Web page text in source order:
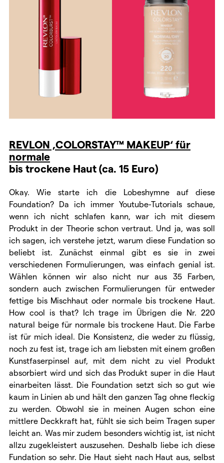
REVLON ‚COLORSTAY™ MAKEUP‘ für
normale
bis trockene Haut (ca. 15 Euro)
Okay. Wie starte ich die Lobeshymne auf diese
Foundation? Da ich immer Youtube-Tutorials schaue,
wenn ich nicht schlafen kann, war ich mit diesem
Produkt in der Theorie schon vertraut. Und ja, was soll
ich sagen, ich verstehe jetzt, warum diese Fundation so
beliebt ist. Zunächst einmal gibt es sie in zwei
verschiedenen Formulierungen, was einfach genial ist.
Wählen können wir also nicht nur aus 35 Farben,
sondern auch zwischen Formulierungen für entweder
fettige bis Mischhaut oder normale bis trockene Haut.
How cool is that? Ich trage im Übrigen die Nr. 220
natural beige für normale bis trockene Haut. Die Farbe
ist für mich ideal. Die Konsistenz, die weder zu flüssig,
noch zu fest ist, trage ich am liebsten mit einem großen
Kunstfaserpinsel auf, mit dem nicht zu viel Produkt
absorbiert wird und sich das Produkt super in die Haut
einarbeiten lässt. Die Foundation setzt sich so gut wie
kaum in Linien ab und hält den ganzen Tag ohne fleckig
zu werden. Obwohl sie in meinen Augen schon eine
mittlere Deckkraft hat, fühlt sie sich beim Tragen super
leicht an. Was mir zudem besonders wichtig ist, ist nicht
allzu zugekleistert auszusehen. Deshalb liebe ich diese
Fundation so sehr. Die Haut sieht nach Haut aus, selbst